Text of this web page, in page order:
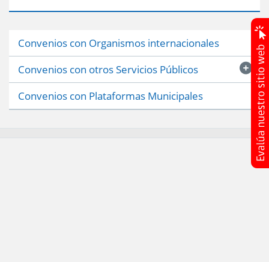
Convenios con Organismos internacionales
Convenios con otros Servicios Públicos
Convenios con Plataformas Municipales